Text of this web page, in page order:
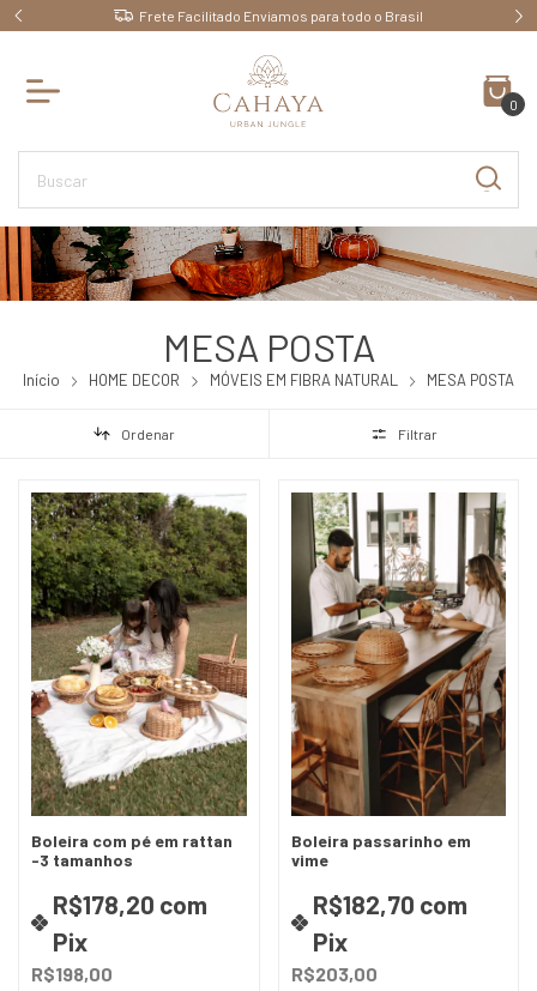
Ganhe 10% OFF pagando no PIX
0
MESA POSTA
Início HOME DECOR MÓVEIS EM FIBRA NATURAL MESA POSTA
Ordenar Filtrar
Boleira com pé em rattan
-3 tamanhos
R$198,00
R$178,20 com
Pix
Boleira passarinho em
vime
R$203,00
R$182,70 com
Pix